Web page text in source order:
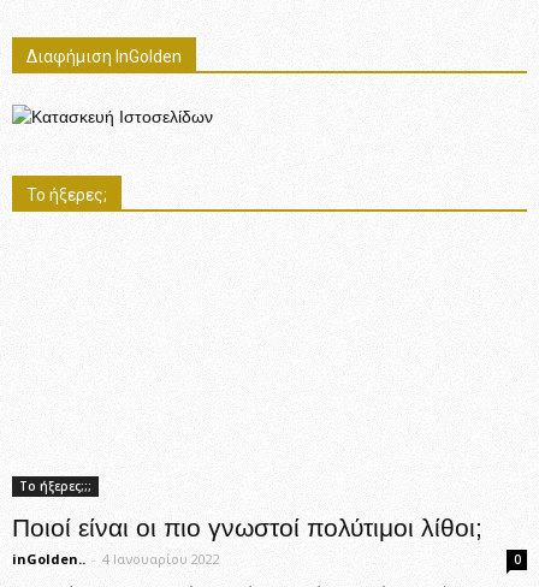
Διαφήμιση InGolden
Το ήξερες;
Το ήξερες;;;
Ποιοί είναι οι πιο γνωστοί πολύτιμοι λίθοι;
inGolden.. - 4 Ιανουαρίου 2022 0